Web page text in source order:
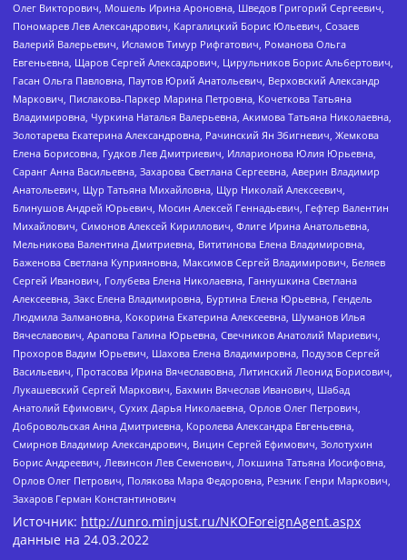
Олег Викторович, Мошель Ирина Ароновна, Шведов Григорий Сергеевич,
Пономарев Лев Александрович, Каргалицкий Борис Юльевич, Созаев
Валерий Валерьевич, Исламов Тимур Рифгатович, Романова Ольга
Евгеньевна, Щаров Сергей Алексадрович, Цирульников Борис Альбертович,
Гасан Ольга Павловна, Паутов Юрий Анатольевич, Верховский Александр
Маркович, Пислакова-Паркер Марина Петровна, Кочеткова Татьяна
Владимировна, Чуркина Наталья Валерьевна, Акимова Татьяна Николаевна,
Золотарева Екатерина Александровна, Рачинский Ян Збигневич, Жемкова
Елена Борисовна, Гудков Лев Дмитриевич, Илларионова Юлия Юрьевна,
Саранг Анна Васильевна, Захарова Светлана Сергеевна, Аверин Владимир
Анатольевич, Щур Татьяна Михайловна, Щур Николай Алексеевич,
Блинушов Андрей Юрьевич, Мосин Алексей Геннадьевич, Гефтер Валентин
Михайлович, Симонов Алексей Кириллович, Флиге Ирина Анатольевна,
Мельникова Валентина Дмитриевна, Вититинова Елена Владимировна,
Баженова Светлана Куприяновна, Максимов Сергей Владимирович, Беляев
Сергей Иванович, Голубева Елена Николаевна, Ганнушкина Светлана
Алексеевна, Закс Елена Владимировна, Буртина Елена Юрьевна, Гендель
Людмила Залмановна, Кокорина Екатерина Алексеевна, Шуманов Илья
Вячеславович, Арапова Галина Юрьевна, Свечников Анатолий Мариевич,
Прохоров Вадим Юрьевич, Шахова Елена Владимировна, Подузов Сергей
Васильевич, Протасова Ирина Вячеславовна, Литинский Леонид Борисович,
Лукашевский Сергей Маркович, Бахмин Вячеслав Иванович, Шабад
Анатолий Ефимович, Сухих Дарья Николаевна, Орлов Олег Петрович,
Добровольская Анна Дмитриевна, Королева Александра Евгеньевна,
Смирнов Владимир Александрович, Вицин Сергей Ефимович, Золотухин
Борис Андреевич, Левинсон Лев Семенович, Локшина Татьяна Иосифовна,
Орлов Олег Петрович, Полякова Мара Федоровна, Резник Генри Маркович,
Захаров Герман Константинович
Источник: http://unro.minjust.ru/NKOForeignAgent.aspx
данные на 24.03.2022